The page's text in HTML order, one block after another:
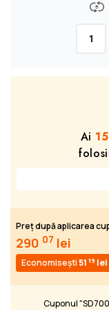
Ai
Preț după aplicarea
290 07 lei
Economisești51 19 lei
Cuponul